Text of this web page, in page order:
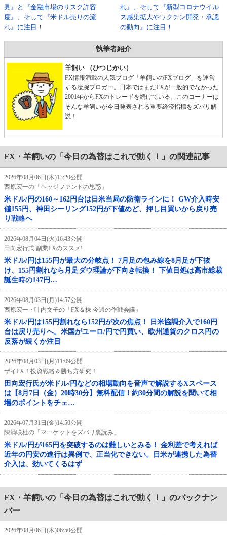
見』と『金融市場のリスク許容
度』、そして『米ドル売りの流
れ』に注目！
れ』、そして『新型コロナウイル
ス感染拡大やワクチン開発・承認
の動向』に注目！
執筆者紹介
羊飼い （ひつじかい）
FX情報満載の人気ブログ「羊飼いのFXブログ」を運営
する凄腕ブロガー。日本ではまだFXが一般的でなかった
2001年からFXのトレードを続けている。このコーナーは
そんな羊飼いが今日発表される重要経済指標をズバリ解
説！
FX・羊飼いの「今日の為替はこれで動く！」の関連記事
2026年08月06日(木)13:20公開
西原宏一の「ヘッジファンドの思惑」
米ドル/円の160～162円台は日米当局の防衛ラインに！ GW介入時安
値155円、神田シーリング152円が下値めど、押し目買いから戻り売
り戦略へ
2026年08月04日(火)16:43公開
田向宏行式 副業FXのススメ!
米ドル/円は155円が最大の分岐点！ 7月足の包み線を8月足が下抜
け、155円割れなら月足ダウ理論が下向き転換！ 下値目処は高市総裁
誕生時の147円…
2026年08月03日(月)14:57公開
西原宏一・叶内文子の「FX＆株 今週の作戦会議」
米ドル/円は155円割れなら152円が次の焦点！ 日米協調介入で160円
台は戻り売りへ。米国がユーロ/円で円買い、欧州通貨のクロス円の
反落が続くか注目
2026年08月03日(月)11:09公開
ザイFX！投資戦略＆勝ち方研究！
田向宏行氏が米ドル/円などの相場動向を音声で解説するXスペース
は【8月7日（金）20時30分】無料配信！約30分間の解説を聞いて相
場のポイントをチェ…
2026年07月31日(金)14:50公開
陳満咲杜の「マーケットをズバリ裏読み」
米ドル/円が165円を突破するのは難しいとみる！ 金利差で考えれば
近年の円安の進行は異例で、正当化できない。日米が連携した為替
介入は、効いてくるはず
FX・羊飼いの「今日の為替はこれで動く！」のバックナン
バー
2026年08月06日(木)06:50公開